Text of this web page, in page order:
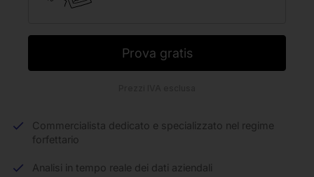
Prova gratis
Commercialista dedicato e specializzato nel regime
forfettario
Analisi in tempo reale dei dati aziendali